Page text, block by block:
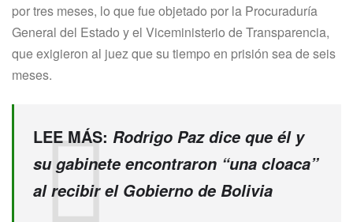
por tres meses, lo que fue objetado por la Procuraduría
General del Estado y el Viceministerio de Transparencia,
que exigieron al juez que su tiempo en prisión sea de seis
meses.
LEE MÁS: Rodrigo Paz dice que él y
su gabinete encontraron “una cloaca”
al recibir el Gobierno de Bolivia